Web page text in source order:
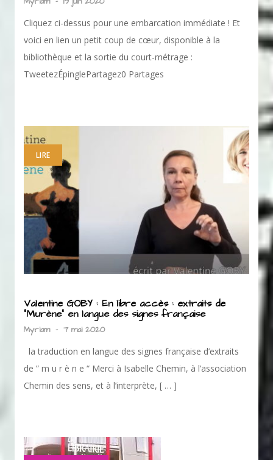
Cliquez ci-dessus pour une embarcation immédiate ! Et
voici en lien un petit coup de cœur, disponible à la
bibliothèque et la sortie du court-métrage :
TweetezÉpinglePartagez0 Partages
LIRE
Valentine GOBY : En libre accès : extraits de
“Murène” en langue des signes française
Myriam - 7 mai 2020
la traduction en langue des signes française d’extraits
de ” m u r è n e “ Merci à Isabelle Chemin, à l’association
Chemin des sens, et à l’interprète, [ … ]